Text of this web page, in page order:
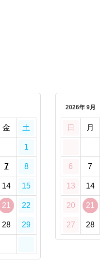
金 土
1
7 8
14 15
21 22
28 29
2026年 9月
日 月
6 7
13 14
20 21
27 28